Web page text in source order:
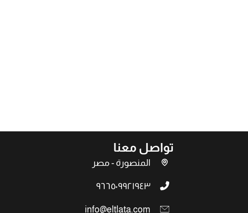
تواصل معنا
المنصورة - مصر
٩٦٦٥٠٩٩٢١٩٤٣
info@eltlata.com